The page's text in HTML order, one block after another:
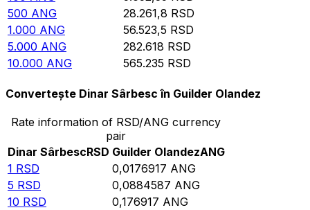
500 ANG 28.261,8 RSD
1.000 ANG 56.523,5 RSD
5.000 ANG 282.618 RSD
10.000 ANG 565.235 RSD
Convertește Dinar Sârbesc în Guilder Olandez
Rate information of RSD/ANG currency
pair
Dinar SârbescRSD Guilder OlandezANG
1 RSD 0,0176917 ANG
5 RSD 0,0884587 ANG
10 RSD 0,176917 ANG